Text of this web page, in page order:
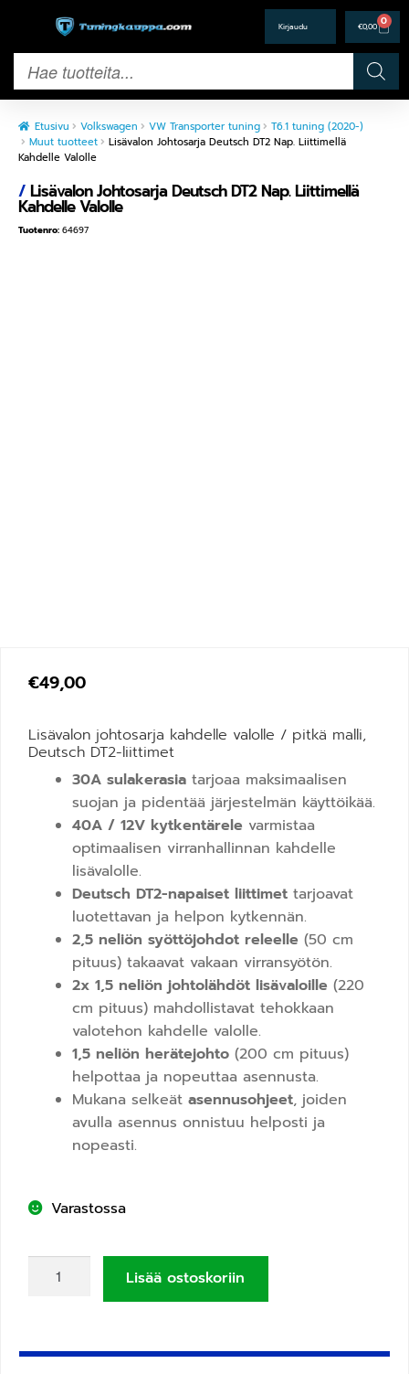
€0,00 0
Etusivu Volkswagen VW Transporter tuning
T6.1 tuning (2020-)
Muut tuotteet
Lisävalon Johtosarja Deutsch DT2 Nap. Liittimellä
Kahdelle Valolle
/Lisävalon Johtosarja Deutsch DT2 Nap. Liittimellä
Kahdelle Valolle
Tuotenro: 64697
€49,00
Lisävalon johtosarja kahdelle valolle / pitkä malli,
Deutsch DT2-liittimet
30A sulakerasia tarjoaa maksimaalisen
suojan ja pidentää järjestelmän käyttöikää.
40A / 12V kytkentärele varmistaa
optimaalisen virranhallinnan kahdelle
lisävalolle.
Deutsch DT2-napaiset liittimet tarjoavat
luotettavan ja helpon kytkennän.
2,5 neliön syöttöjohdot releelle (50 cm
pituus) takaavat vakaan virransyötön.
2x 1,5 neliön johtolähdöt lisävaloille (220
cm pituus) mahdollistavat tehokkaan
valotehon kahdelle valolle.
1,5 neliön herätejohto (200 cm pituus)
helpottaa ja nopeuttaa asennusta.
Mukana selkeät asennusohjeet, joiden
avulla asennus onnistuu helposti ja
nopeasti.
Varastossa
Lisää ostoskoriin